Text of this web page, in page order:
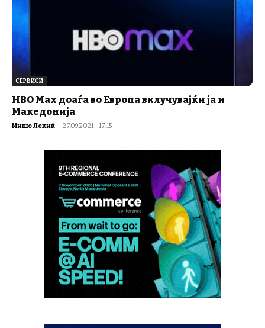
СЕРВИСИ
HBO Max доаѓа во Европа вклучувајќи ја и
Македонија
Мишо Лекиќ - 27.09.2021 - 17:15